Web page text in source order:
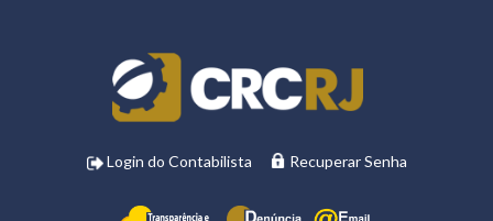
Login do Contabilista Recuperar Senha